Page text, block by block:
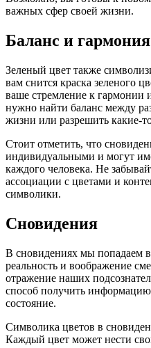
важных сфер своей жизни.
Баланс и гармония
Зеленый цвет также
вам снится краска зеленого
ваше стремление к гармонии
нужно найти баланс между
жизни или разрешить какие-
Стоит отметить, что
индивидуальными и могут
каждого человека. Не
ассоциации с цветами и
символики.
Сновидения
В сновидениях мы попадаем
реальность и воображение
отражение наших
способ получить
состояние.
Символика цветов в
Каждый цвет может нести